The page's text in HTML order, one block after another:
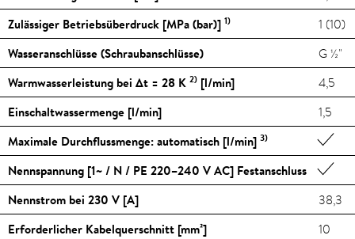
Zulässiger Betriebsüberdruck [MPa (bar)] 1)
Wasseranschlüsse (Schraubanschlüsse)
Warmwasserleistung bei Δt = 28 K 2) [l/min]
Einschaltwassermenge [l/min]
Maximale Durchflussmenge: automatisch [l/min] 3)
Nennspannung [1~ / N / PE 220–240 V AC] Festanschluss
Nennstrom bei 230 V [A]
Erforderlicher Kabelquerschnitt [mm²]
1 (10)
G ½"
4,5
1,5
38,3
10